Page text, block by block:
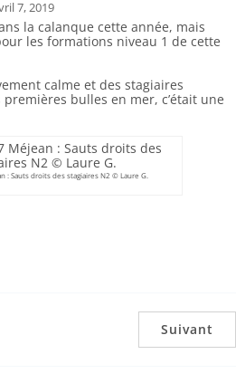
7, 2019
la calanque cette année, mais
les formations niveau 1 de cette
calme et des stagiaires
bulles en mer, c’était une
: Sauts droits des stagiaires N2 © Laure G.
Suivant